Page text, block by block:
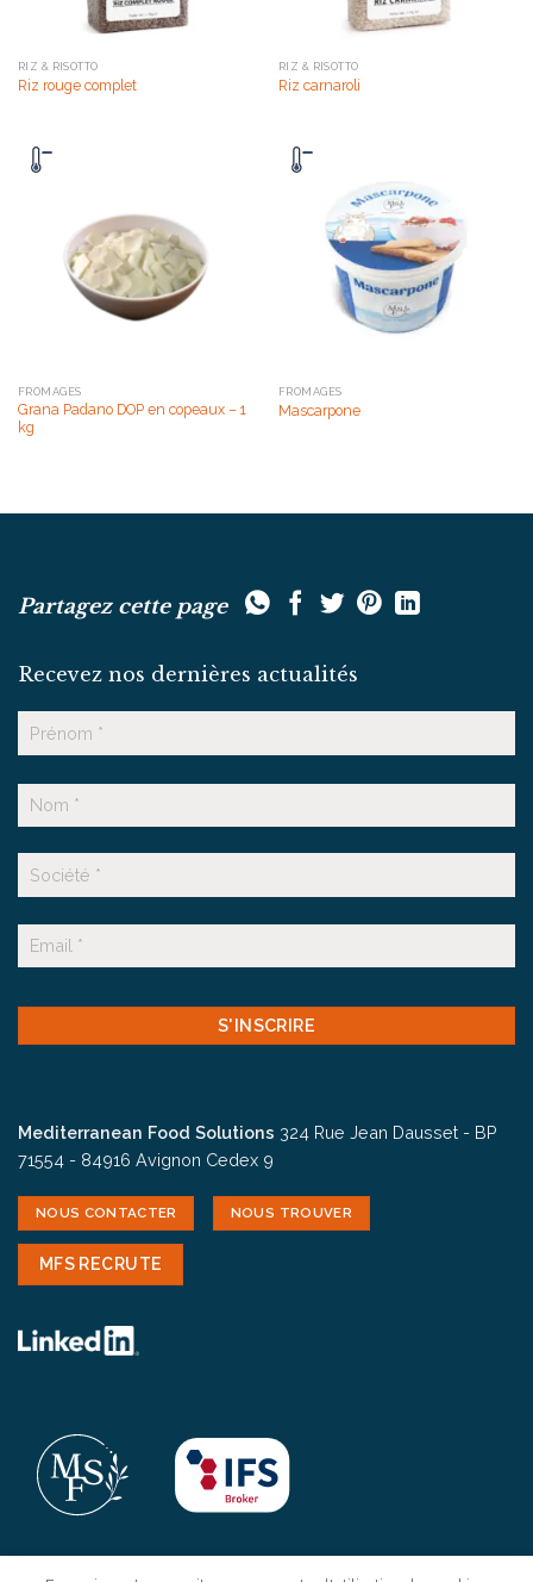
RIZ & RISOTTO
Riz rouge complet
RIZ & RISOTTO
Riz carnaroli
FROMAGES
Grana Padano DOP en copeaux – 1
kg
FROMAGES
Mascarpone
Partagez cette page
Recevez nos dernières actualités
Prénom
Nom
Suffixe
E-
mail
CAPTCHA
Mediterranean Food Solutions 324 Rue Jean Dausset - BP
71554 - 84916 Avignon Cedex 9
NOUS CONTACTER NOUS TROUVER
MFS RECRUTE